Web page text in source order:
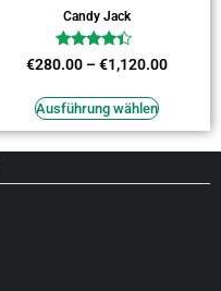
Candy Jack
Bewertet
mit
von 5
€280.00–€1,120.00
Ausführung wählen